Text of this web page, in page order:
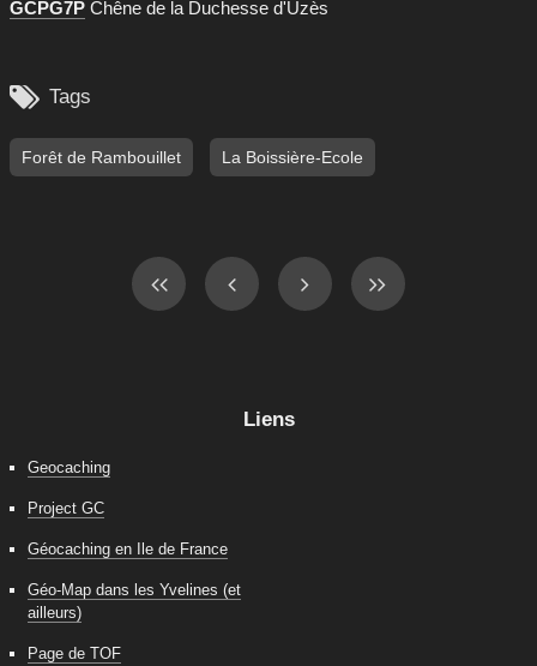
GCPG7P Chêne de la Duchesse d'Uzès
 Tags
Forêt de Rambouillet La Boissière-Ecole
Liens
Geocaching
Project GC
Géocaching en Ile de France
Géo-Map dans les Yvelines (et
ailleurs)
Page de TOF